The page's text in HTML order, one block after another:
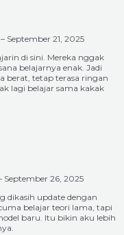
– September 21, 2025
di sini. Mereka nggak
belajarnya enak. Jadi
berat, tetap terasa ringan
lagi belajar sama kakak
September 26, 2025
dikasih update dengan
belajar teori lama, tapi
baru. Itu bikin aku lebih